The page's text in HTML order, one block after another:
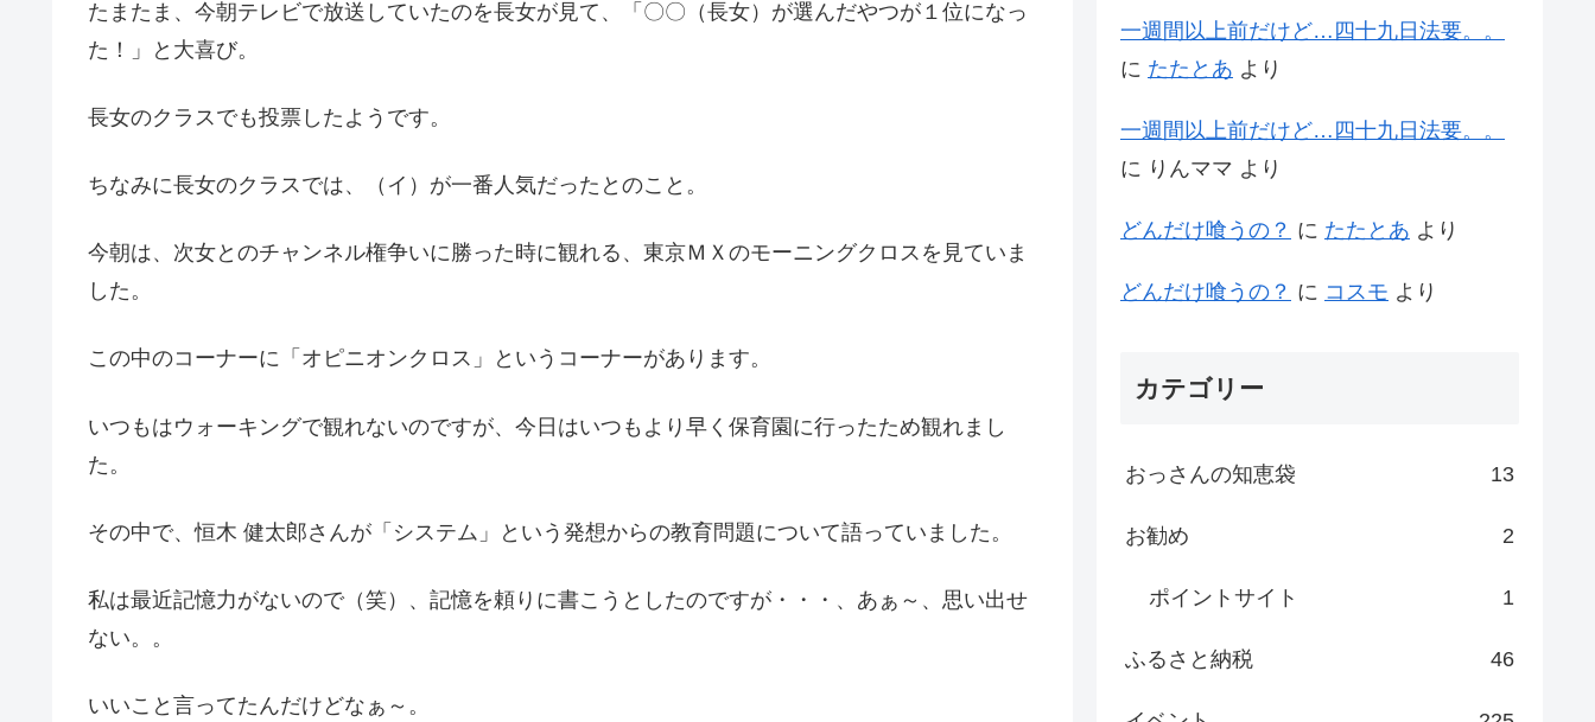
たまたま、今朝テレビで放送していたのを長女が見て、「〇〇（長女）が選んだやつが１位になっ
た！」と大喜び。
長女のクラスでも投票したようです。
ちなみに長女のクラスでは、（イ）が一番人気だったとのこと。
今朝は、次女とのチャンネル権争いに勝った時に観れる、東京ＭＸのモーニングクロスを見ていま
した。
この中のコーナーに「オピニオンクロス」というコーナーがあります。
いつもはウォーキングで観れないのですが、今日はいつもより早く保育園に行ったため観れまし
た。
その中で、恒木 健太郎さんが「システム」という発想からの教育問題について語っていました。
私は最近記憶力がないので（笑）、記憶を頼りに書こうとしたのですが・・・、あぁ～、思い出せ
ない。。
いいこと言ってたんだけどなぁ～。
一週間以上前だけど…四十九日法要。。
に たたとあ より
一週間以上前だけど…四十九日法要。。
に りんママ より
どんだけ喰うの？ に たたとあ より
どんだけ喰うの？ に コスモ より
カテゴリー
おっさんの知恵袋 13
お勧め 2
ポイントサイト 1
ふるさと納税 46